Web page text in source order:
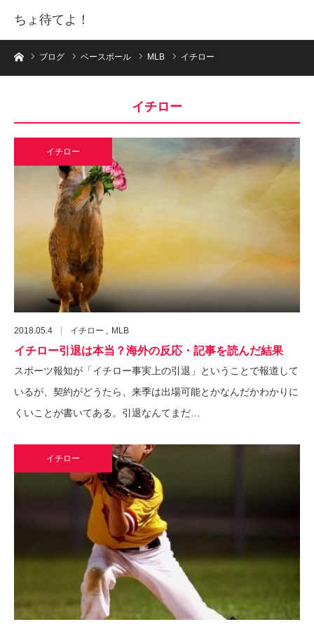
ちょ待てよ！
ホームブログ ベースボール MLB イチロー
イチロー
イチロー
2018.05.4 イチロー MLB
イチロー引退は本当？海外の反応・記事を読んだ結果
スポーツ報知が「イチロー事実上の引退」ということで報道して
いるが、契約がどうたら、来季は出場可能とかなんだかわかりに
くいことが書いてある。引退なんてまだ…
イチロー